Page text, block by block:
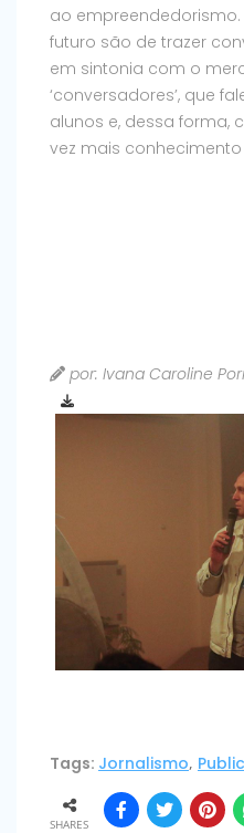
ao
futuro são de trazer
em sintonia com o
‘conversadores’, que
alunos e, dessa forma,
vez mais conhecimento
por: Ivana Caroline
Tags: Jornalismo,
SHARES